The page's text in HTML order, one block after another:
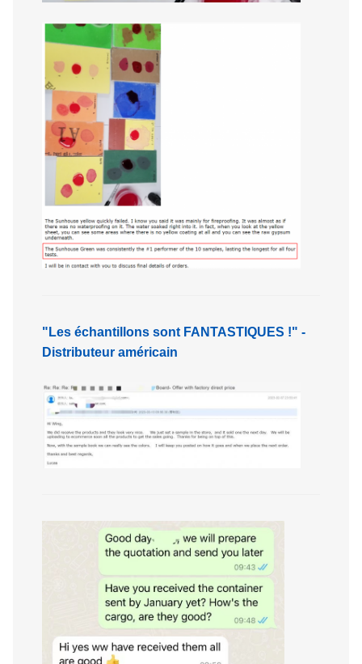
"Les échantillons sont FANTASTIQUES !" -
Distributeur américain